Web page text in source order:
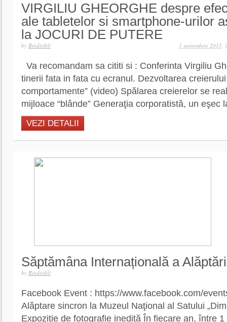
VIRGILIU GHEORGHE despre
ale tabletelor si smartphone-urilor
la JOCURI DE PUTERE
by Bindiribli |
1 septembrie 2015
Va recomandam sa cititi si : Conferinta Virgiliu
tinerii fata in fata cu ecranul. Dezvoltarea
comportamente” (video) Spălarea creierelor se
mijloace “blânde” Generaţia corporatistă, un eşec
VEZI DETALII
Săptămâna Internațională a
by Bindiribli
Facebook Event : https://www.facebook.com/
Alăptare sincron la Muzeul Naţional al Satului
Expoziție de fotografie inedită În fiecare an, între